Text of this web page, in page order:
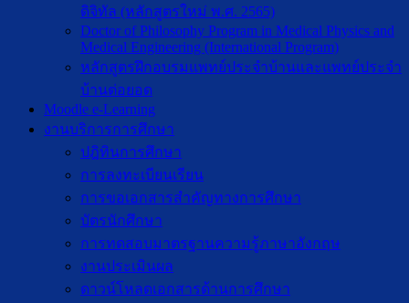
ดิจิทัล (หลักสูตรใหม่ พ.ศ. 2565)
Doctor of Philosophy Program in Medical Physics and
Medical Engineering (International Program)
หลักสูตรฝึกอบรมแพทย์ประจำบ้านและแพทย์ประจำ
บ้านต่อยอด
Moodle e-Learning
งานบริการการศึกษา
ปฎิทินการศึกษา
การลงทะเบียนเรียน
การขอเอกสารสำคัญทางการศึกษา
บัตรนักศึกษา
การทดสอบมาตรฐานความรู้ภาษาอังกฤษ
งานประเมินผล
ดาวน์โหลดเอกสารด้านการศึกษา